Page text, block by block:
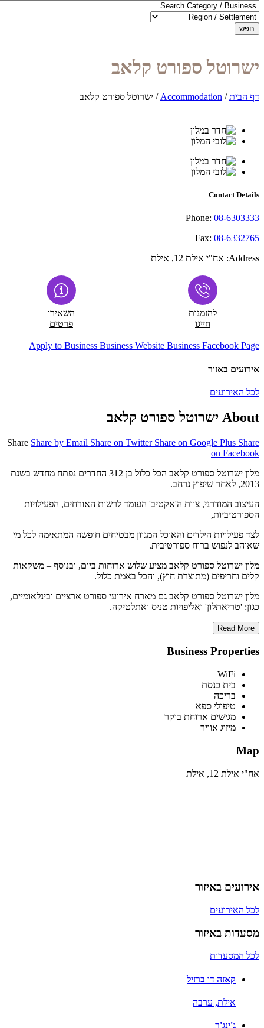
חפש
ישרוטל ספורט קלאב
דף הבית/
Accommodation
/ ישרוטל ספורט קלאב
Contact Details
Phone: 08-6303333
Fax: 08-6332765
Address: אח"י אילת 12, אילת
להזמנות
חייגו
השאירו
פרטים
Apply to Business Business Website Business Facebook Page
אירועים באזור
לכל האירועים
About ישרוטל ספורט קלאב
Share Share by Email Share on Twitter Share on Google Plus Share
on Facebook
מלון ישרוטל ספורט קלאב הכל כלול בן 312 החדרים נפתח מחדש בשנת
2013, לאחר שיפוץ נרחב.
העיצוב המודרני, צוות ה'אקטיב' העומד לרשות האורחים, הפעילויות
הספורטיביות,
לצד פעילויות הילדים והאוכל המגוון מבטיחים חופשה המתאימה לכל מי
שאוהב לנפוש ברוח ספורטיבית.
מלון ישרוטל ספורט קלאב מציע שלוש ארוחות ביום, ובנוסף – משקאות
קלים וחריפים (מתוצרת חוץ), והכל באמת כלול.
מלון ישרוטל ספורט קלאב גם מארח אירועי ספורט ארציים ובינלאומיים,
כגון: 'טריאתלון' ואליפויות טניס ואתלטיקה.
Read More
Business Properties
WiFi
בית כנסת
בריכה
טיפולי ספא
מגישים ארוחת בוקר
מיזוג אוויר
Map
אח"י אילת 12, אילת
אירועים באיזור
לכל האירועים
מסעדות באיזור
לכל המסעדות
קאזה דו ברזיל
אילת, ערבה
ג'ינג'ר